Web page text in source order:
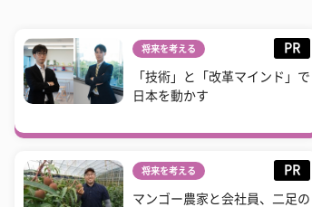
将来を考える PR
「技術」と「改革マインド」で
日本を動かす
将来を考える PR
マンゴー農家と会社員、二足の